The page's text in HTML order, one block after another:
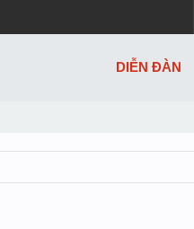
DIỄN ĐÀN